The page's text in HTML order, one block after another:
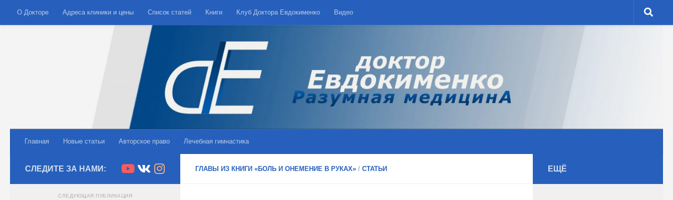
Skip to content
О Докторе Адреса клиники и цены Список статей Книги Клуб Доктора Евдокименко Видео
Главная Новые статьи Авторское право Лечебная гимнастика
ГЛАВЫ ИЗ КНИГИ «БОЛЬ И ОНЕМЕНИЕ В РУКАХ» / СТАТЬИ
СЛЕДИТЕ ЗА НАМИ:
СЛЕДУЮЩАЯ ПУБЛИКАЦИЯ
ЕЩЁ